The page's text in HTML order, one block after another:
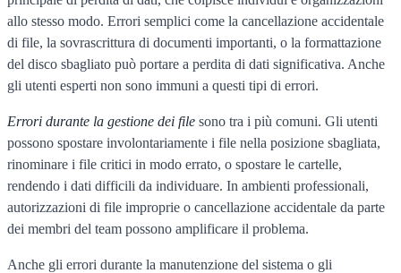
allo stesso modo. Errori semplici come la cancellazione accidentale
di file, la sovrascrittura di documenti importanti, o la formattazione
del disco sbagliato può portare a perdita di dati significativa. Anche
gli utenti esperti non sono immuni a questi tipi di errori.
Errori durante la gestione dei file sono tra i più comuni. Gli utenti
possono spostare involontariamente i file nella posizione sbagliata,
rinominare i file critici in modo errato, o spostare le cartelle,
rendendo i dati difficili da individuare. In ambienti professionali,
autorizzazioni di file improprie o cancellazione accidentale da parte
dei membri del team possono amplificare il problema.
Anche gli errori durante la manutenzione del sistema o gli